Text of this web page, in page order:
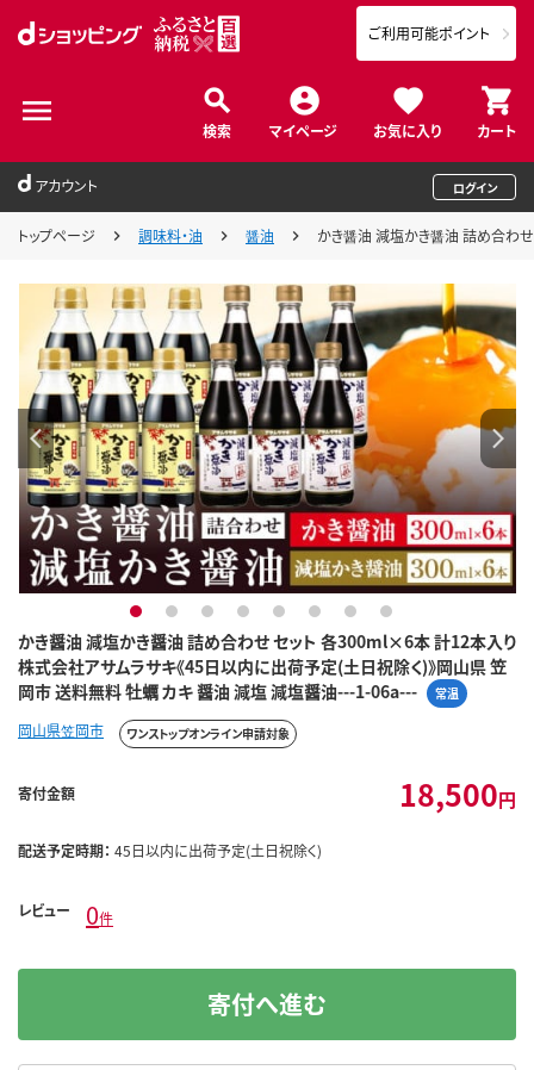
検索 マイページ お気に入り カート
ご利用可能ポイント
アカウント ログイン
トップページ 調味料・油 醤油 かき醤油 減塩かき醤油 詰め合わ
かき醤油 減塩かき醤油 詰め合わせ セット 各300ml×6本 計12本入り
株式会社アサムラサキ《45日以内に出荷予定(土日祝除く)》岡山県 笠
岡市 送料無料 牡蠣 カキ 醤油 減塩 減塩醤油---1-06a---
常温
1 2 3 4 5 6 7 8
岡山県笠岡市 ワンストップオンライン申請対象
寄付金額 18,500円
配送予定時期： 45日以内に出荷予定(土日祝除く)
レビュー 0件
寄付へ進む